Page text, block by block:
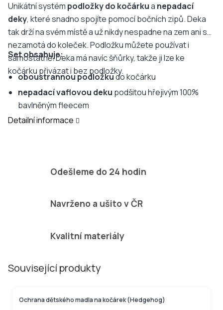
Unikátní systém podložky do kočárkua nepadací
deky, které snadno spojíte pomocí bočních zipů. Deka
tak drží na svém místě a už nikdy nespadne na zem ani se
nezamotá do koleček. Podložku můžete používat i
samostatně. Deka má navíc šňůrky, takže ji lze ke
kočárku přivázat i bez podložky.
Set obsahuje:
oboustrannou podložkudo kočárku
nepadací vaflovou deku podšitou hřejivým 100%
bavlněným fleecem
Detailní informace
Odešleme do 24 hodin
Navrženo a ušito v ČR
Kvalitní materiály
Související produkty
Ochrana dětského madla na kočárek (Hedgehog)